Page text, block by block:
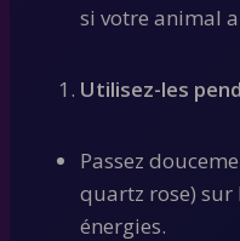
si votre animal
Utilisez-les
Passez
quartz rose) sur
énergies.